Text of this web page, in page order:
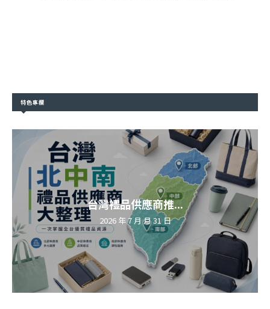
特色專欄
台灣禮品供應商推...
2026 年 7 月 月 31 日